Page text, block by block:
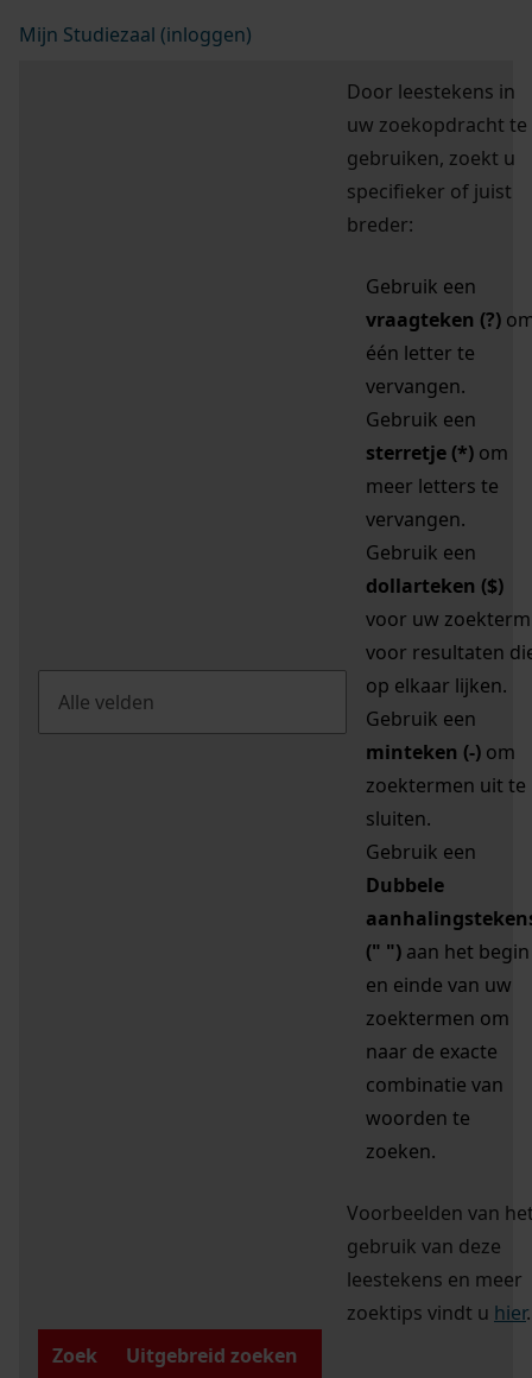
Mijn Studiezaal (inloggen)
Door leestekens in
uw zoekopdracht te
gebruiken, zoekt u
specifieker of juist
breder:
Gebruik een
vraagteken (?)
één letter te
vervangen.
Gebruik een
sterretje (*) om
meer letters te
vervangen.
Gebruik een
dollarteken ($)
voor uw zoekterm
voor resultaten
op elkaar lijken.
Gebruik een
minteken (-) om
zoektermen uit te
sluiten.
Gebruik een
Dubbele
(" ") aan het begin
en einde van uw
zoektermen om
naar de exacte
combinatie van
woorden te
zoeken.
Voorbeelden van
gebruik van deze
leestekens en meer
zoektips vindt u hier.
Zoek
Uitgebreid zoeken